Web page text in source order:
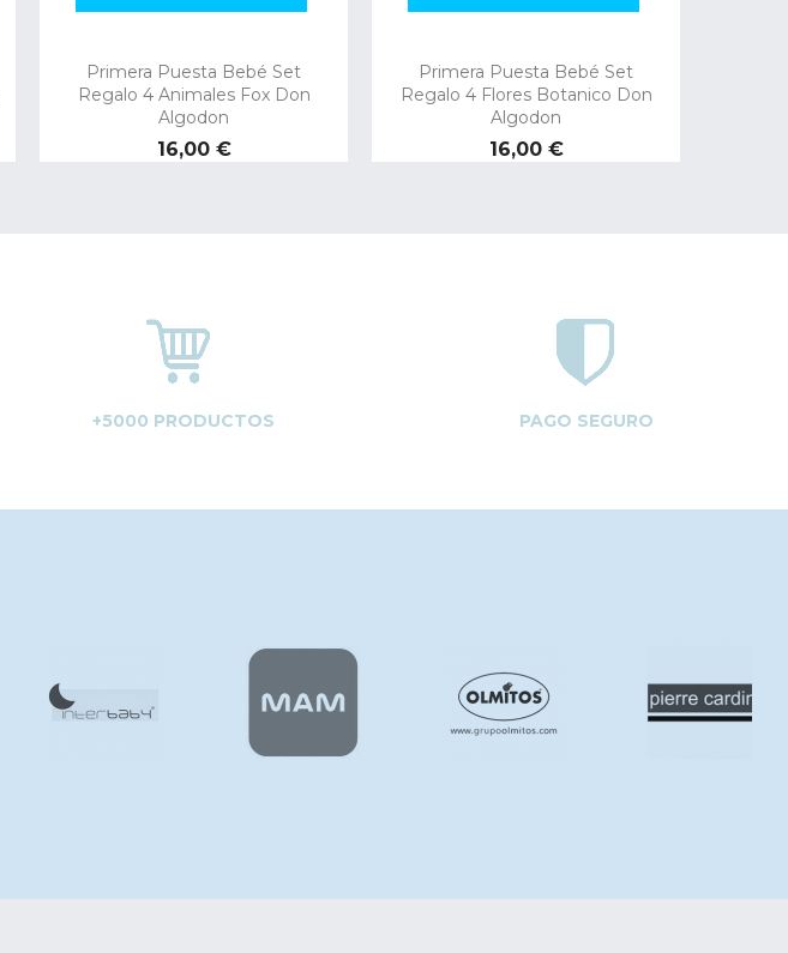
Primera Puesta Bebé Set
Regalo 4 Animales Fox Don
Algodon
Precio
16,00 €
Primera Puesta Bebé Set
Regalo 4 Flores Botanico Don
Algodon
Precio
16,00 €
+5000 PRODUCTOS PAGO SEGURO